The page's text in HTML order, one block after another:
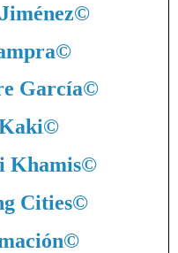
©
©
García©
©
Khamis©
Cities©
©